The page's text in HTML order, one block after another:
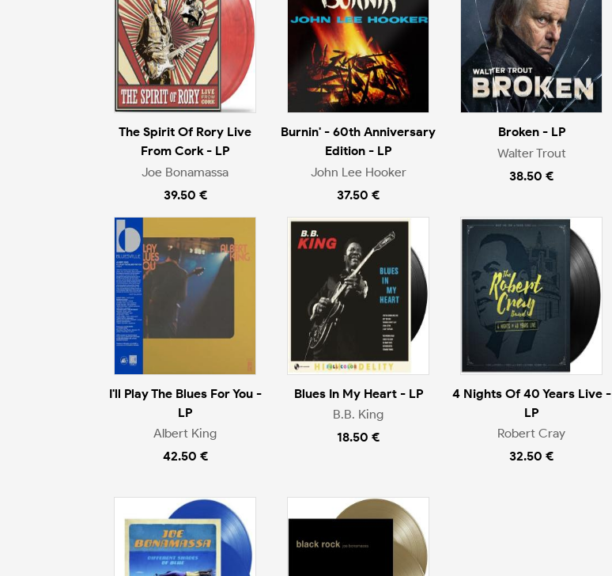
The Spirit Of Rory Live
From Cork - LP
Joe Bonamassa
39.50 €
Burnin' - 60th Anniversary
Edition - LP
John Lee Hooker
37.50 €
Broken - LP
Walter Trout
38.50 €
I'll Play The Blues For You -
LP
Albert King
42.50 €
Blues In My Heart - LP
B.B. King
18.50 €
4 Nights Of 40 Years Live -
LP
Robert Cray
32.50 €